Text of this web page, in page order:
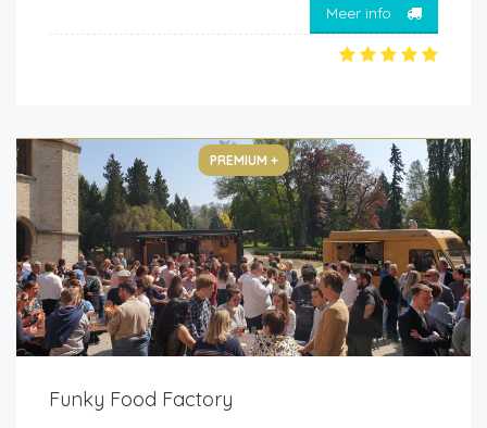
Meer info
PREMIUM +
Funky Food Factory